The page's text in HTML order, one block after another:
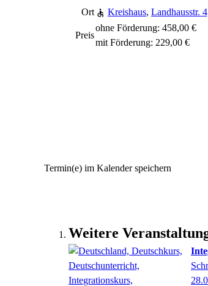
Ort
Kreishaus, Landhausstr.
Preis
ohne Förderung: 458,00 €
mit Förderung: 229,00 €
Termin(e) im Kalender speichern
Weitere